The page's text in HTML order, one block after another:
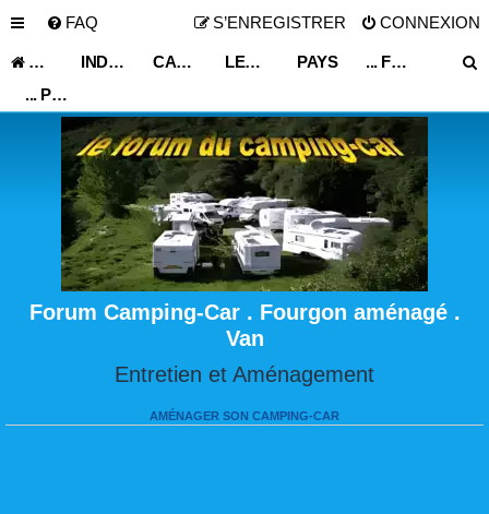
FAQ CONNEXION
S’ENREGISTRER
ACCUEIL INDEX DU FORUM CARNET DE VOYAGE LES ASTUCES ET CONSEILS DE VOYAGE PAYS
... FRANCE ...
... PICARDIE ...
Forum Camping-Car . Fourgon aménagé .
Van
Entretien et Aménagement
AMÉNAGER SON CAMPING-CAR